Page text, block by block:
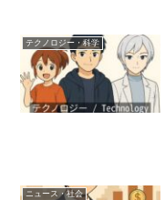
テクノロジー・科学
ニュース・社会